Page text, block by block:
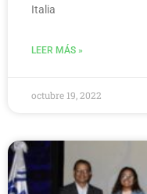
Italia
LEER MÁS »
octubre 19, 2022